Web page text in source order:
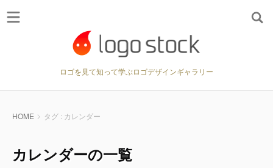
ロゴを見て知って学ぶロゴデザインギャラリー
HOME タグ : カレンダー
カレンダーの一覧